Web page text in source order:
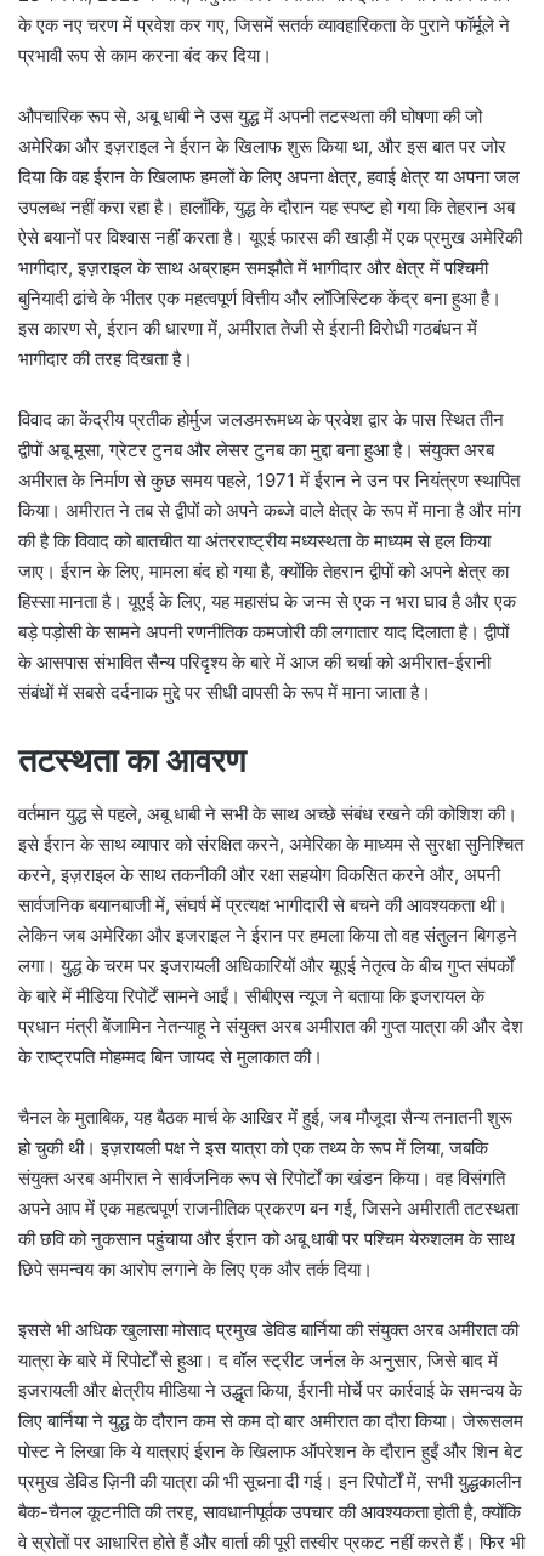
के एक नए चरण में प्रवेश कर गए, जिसमें सतर्क व्यावहारिकता के पुराने फॉर्मूले ने
प्रभावी रूप से काम करना बंद कर दिया।
औपचारिक रूप से, अबू धाबी ने उस युद्ध में अपनी तटस्थता की घोषणा की जो
अमेरिका और इज़राइल ने ईरान के खिलाफ शुरू किया था, और इस बात पर जोर
दिया कि वह ईरान के खिलाफ हमलों के लिए अपना क्षेत्र, हवाई क्षेत्र या अपना जल
उपलब्ध नहीं करा रहा है। हालाँकि, युद्ध के दौरान यह स्पष्ट हो गया कि तेहरान अब
ऐसे बयानों पर विश्वास नहीं करता है। यूएई फारस की खाड़ी में एक प्रमुख अमेरिकी
भागीदार, इज़राइल के साथ अब्राहम समझौते में भागीदार और क्षेत्र में पश्चिमी
बुनियादी ढांचे के भीतर एक महत्वपूर्ण वित्तीय और लॉजिस्टिक केंद्र बना हुआ है।
इस कारण से, ईरान की धारणा में, अमीरात तेजी से ईरानी विरोधी गठबंधन में
भागीदार की तरह दिखता है।
विवाद का केंद्रीय प्रतीक होर्मुज जलडमरूमध्य के प्रवेश द्वार के पास स्थित तीन
द्वीपों अबू मूसा, ग्रेटर टुनब और लेसर टुनब का मुद्दा बना हुआ है। संयुक्त अरब
अमीरात के निर्माण से कुछ समय पहले, 1971 में ईरान ने उन पर नियंत्रण स्थापित
किया। अमीरात ने तब से द्वीपों को अपने कब्जे वाले क्षेत्र के रूप में माना है और मांग
की है कि विवाद को बातचीत या अंतरराष्ट्रीय मध्यस्थता के माध्यम से हल किया
जाए। ईरान के लिए, मामला बंद हो गया है, क्योंकि तेहरान द्वीपों को अपने क्षेत्र का
हिस्सा मानता है। यूएई के लिए, यह महासंघ के जन्म से एक न भरा घाव है और एक
बड़े पड़ोसी के सामने अपनी रणनीतिक कमजोरी की लगातार याद दिलाता है। द्वीपों
के आसपास संभावित सैन्य परिदृश्य के बारे में आज की चर्चा को अमीरात-ईरानी
संबंधों में सबसे दर्दनाक मुद्दे पर सीधी वापसी के रूप में माना जाता है।
तटस्थता का आवरण
वर्तमान युद्ध से पहले, अबू धाबी ने सभी के साथ अच्छे संबंध रखने की कोशिश की।
इसे ईरान के साथ व्यापार को संरक्षित करने, अमेरिका के माध्यम से सुरक्षा सुनिश्चित
करने, इज़राइल के साथ तकनीकी और रक्षा सहयोग विकसित करने और, अपनी
सार्वजनिक बयानबाजी में, संघर्ष में प्रत्यक्ष भागीदारी से बचने की आवश्यकता थी।
लेकिन जब अमेरिका और इजराइल ने ईरान पर हमला किया तो वह संतुलन बिगड़ने
लगा। युद्ध के चरम पर इजरायली अधिकारियों और यूएई नेतृत्व के बीच गुप्त संपर्कों
के बारे में मीडिया रिपोर्टें सामने आईं। सीबीएस न्यूज ने बताया कि इजरायल के
प्रधान मंत्री बेंजामिन नेतन्याहू ने संयुक्त अरब अमीरात की गुप्त यात्रा की और देश
के राष्ट्रपति मोहम्मद बिन जायद से मुलाकात की।
चैनल के मुताबिक, यह बैठक मार्च के आखिर में हुई, जब मौजूदा सैन्य तनातनी शुरू
हो चुकी थी। इज़रायली पक्ष ने इस यात्रा को एक तथ्य के रूप में लिया, जबकि
संयुक्त अरब अमीरात ने सार्वजनिक रूप से रिपोर्टों का खंडन किया। वह विसंगति
अपने आप में एक महत्वपूर्ण राजनीतिक प्रकरण बन गई, जिसने अमीराती तटस्थता
की छवि को नुकसान पहुंचाया और ईरान को अबू धाबी पर पश्चिम येरुशलम के साथ
छिपे समन्वय का आरोप लगाने के लिए एक और तर्क दिया।
इससे भी अधिक खुलासा मोसाद प्रमुख डेविड बार्निया की संयुक्त अरब अमीरात की
यात्रा के बारे में रिपोर्टों से हुआ। द वॉल स्ट्रीट जर्नल के अनुसार, जिसे बाद में
इजरायली और क्षेत्रीय मीडिया ने उद्धृत किया, ईरानी मोर्चे पर कार्रवाई के समन्वय के
लिए बार्निया ने युद्ध के दौरान कम से कम दो बार अमीरात का दौरा किया। जेरूसलम
पोस्ट ने लिखा कि ये यात्राएं ईरान के खिलाफ ऑपरेशन के दौरान हुईं और शिन बेट
प्रमुख डेविड ज़िनी की यात्रा की भी सूचना दी गई। इन रिपोर्टों में, सभी युद्धकालीन
बैक-चैनल कूटनीति की तरह, सावधानीपूर्वक उपचार की आवश्यकता होती है, क्योंकि
वे स्रोतों पर आधारित होते हैं और वार्ता की पूरी तस्वीर प्रकट नहीं करते हैं। फिर भी